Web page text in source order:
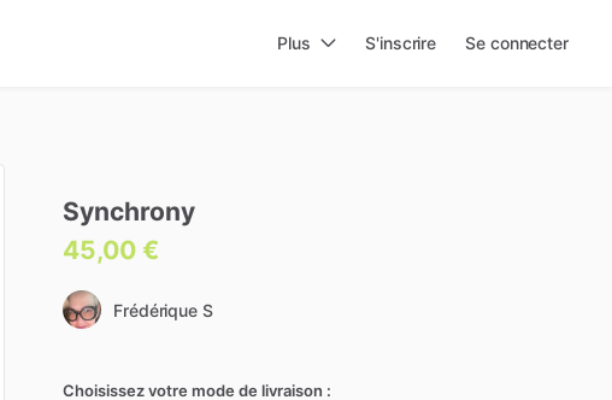
Plus S'inscrire Se connecter
Synchrony
45,00 €
Frédérique S
Choisissez votre mode de livraison :